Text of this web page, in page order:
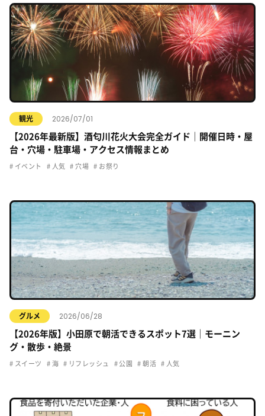
観光 2026/07/01
【2026年最新版】酒匂川花火大会完全ガイド｜開催日時・屋
台・穴場・駐車場・アクセス情報まとめ
イベント 人気 穴場 お祭り
グルメ 2026/06/28
【2026年版】小田原で朝活できるスポット7選｜モーニン
グ・散歩・絶景
スイーツ 海 リフレッシュ 公園 朝活 人気